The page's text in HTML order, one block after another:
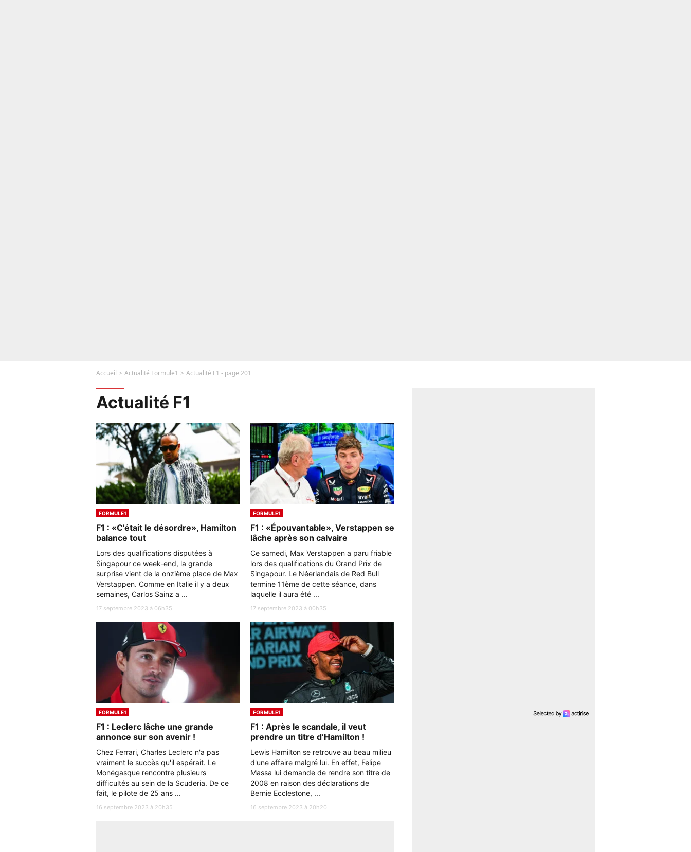
Accueil Actualité Formule1 Actualité F1 - page 201
Actualité F1
FORMULE1
F1 : «C'était le désordre», Hamilton
balance tout
Lors des qualifications disputées à
Singapour ce week-end, la grande
surprise vient de la onzième place de Max
Verstappen. Comme en Italie il y a deux
semaines, Carlos Sainz a ...
17 septembre 2023 à 06h35
FORMULE1
F1 : «Épouvantable», Verstappen se
lâche après son calvaire
Ce samedi, Max Verstappen a paru friable
lors des qualifications du Grand Prix de
Singapour. Le Néerlandais de Red Bull
termine 11ème de cette séance, dans
laquelle il aura été ...
17 septembre 2023 à 00h35
FORMULE1
F1 : Leclerc lâche une grande
annonce sur son avenir !
Chez Ferrari, Charles Leclerc n'a pas
vraiment le succès qu'il espérait. Le
Monégasque rencontre plusieurs
difficultés au sein de la Scuderia. De ce
fait, le pilote de 25 ans ...
16 septembre 2023 à 20h35
FORMULE1
F1 : Après le scandale, il veut
prendre un titre d’Hamilton !
Lewis Hamilton se retrouve au beau milieu
d'une affaire malgré lui. En effet, Felipe
Massa lui demande de rendre son titre de
2008 en raison des déclarations de
Bernie Ecclestone, ...
16 septembre 2023 à 20h20